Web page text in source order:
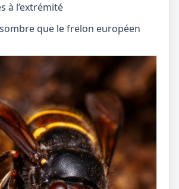
à l’extrémité
que le frelon européen